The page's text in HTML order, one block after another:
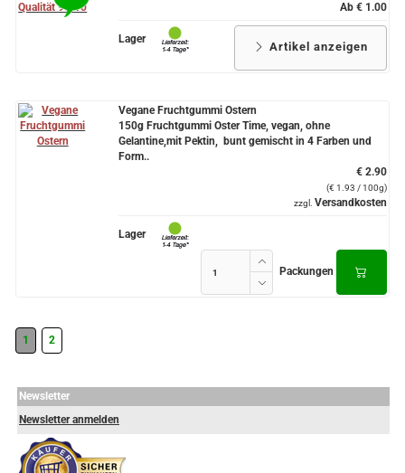
Ab € 1.00
Lager
Artikel anzeigen
Vegane Fruchtgummi Ostern
150g Fruchtgummi Oster Time, vegan, ohne
Gelantine,mit Pektin, bunt gemischt in 4 Farben und
Form..
€ 2.90
(€ 1.93 / 100g)
zzgl. Versandkosten
Lager
Packungen
1 2
Newsletter
Newsletter anmelden